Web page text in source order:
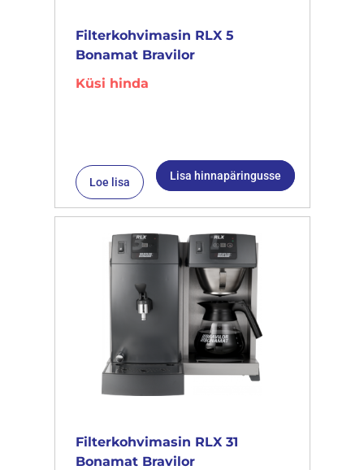
Filterkohvimasin RLX 5
Bonamat Bravilor
Küsi hinda
Loe lisa Lisa hinnapäringusse
Filterkohvimasin RLX 31
Bonamat Bravilor